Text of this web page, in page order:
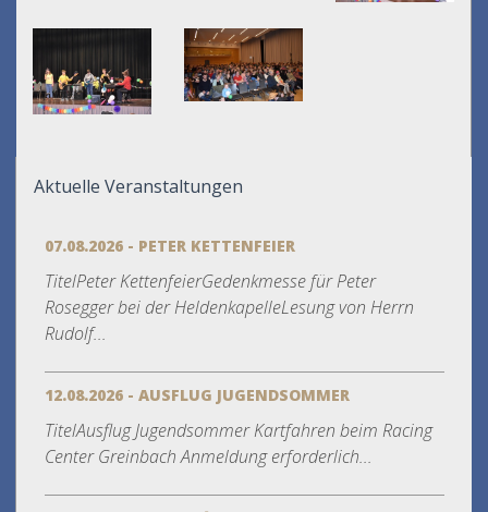
Aktuelle Veranstaltungen
07.08.2026 - PETER KETTENFEIER
TitelPeter KettenfeierGedenkmesse für Peter
Rosegger bei der HeldenkapelleLesung von Herrn
Rudolf...
12.08.2026 - AUSFLUG JUGENDSOMMER
TitelAusflug Jugendsommer Kartfahren beim Racing
Center Greinbach Anmeldung erforderlich...